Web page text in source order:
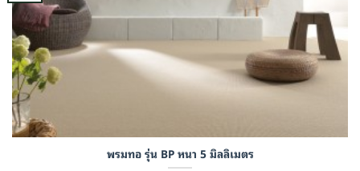
พรมทอ รุ่น BP หนา 5 มิลลิเมตร